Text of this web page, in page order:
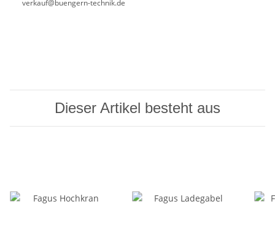
verkauf@buengern-technik.de
Dieser Artikel besteht aus